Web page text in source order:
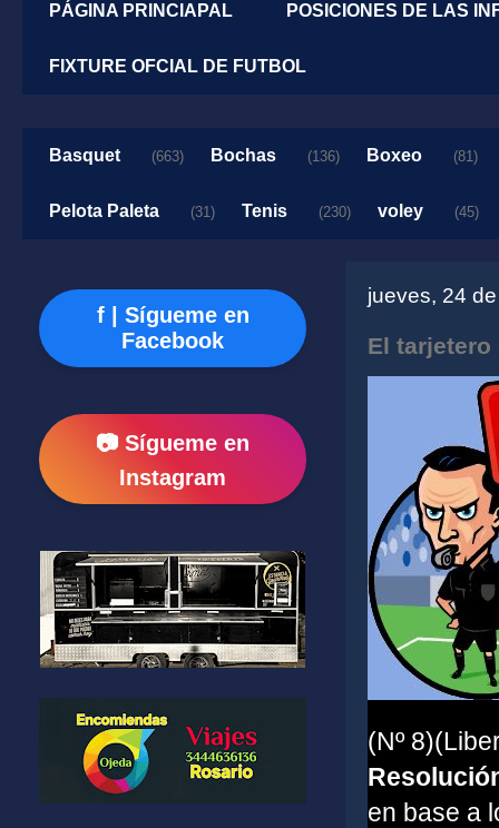
PÁGINA PRINCIAPAL POSICIONES DE LAS
FIXTURE OFCIAL DE FUTBOL
Basquet (663) Bochas (136) Boxeo (81)
Pelota Paleta (31) Tenis (230) voley (45)
jueves, 24
El
(Nº
en base a
f | Sígueme en
Facebook
📷 Sígueme en
Instagram